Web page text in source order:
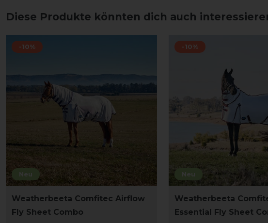
Diese Produkte könnten dich auch
Neu
-10%
Weatherbeeta Comfitec Airflow
Fly Sheet Combo
Neu
-10%
Weatherbeeta
Essential Fly Sheet